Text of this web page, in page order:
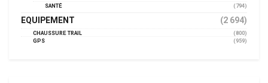
SANTÉ
(794)
EQUIPEMENT (2 694)
CHAUSSURE TRAIL
(800)
GPS
(959)